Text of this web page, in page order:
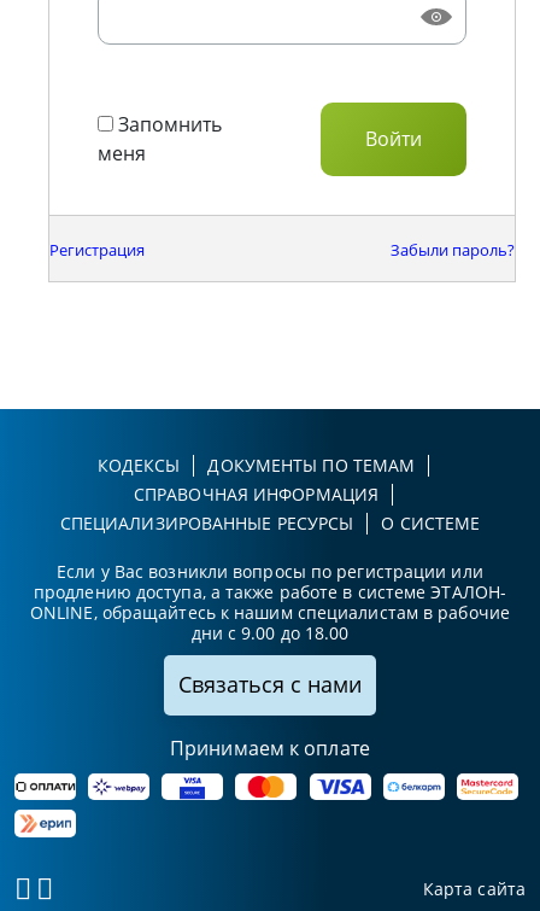
Запомнить
меня
Регистрация Забыли пароль?
КОДЕКСЫ
ДОКУМЕНТЫ ПО ТЕМАМ
СПРАВОЧНАЯ ИНФОРМАЦИЯ
СПЕЦИАЛИЗИРОВАННЫЕ РЕСУРСЫ
О СИСТЕМЕ
Если у Вас возникли вопросы по регистрации или
продлению доступа, а также работе в системе ЭТАЛОН-
ONLINE, обращайтесь к нашим специалистам в рабочие
дни с 9.00 до 18.00
Связаться с нами
Принимаем к оплате
Карта сайта